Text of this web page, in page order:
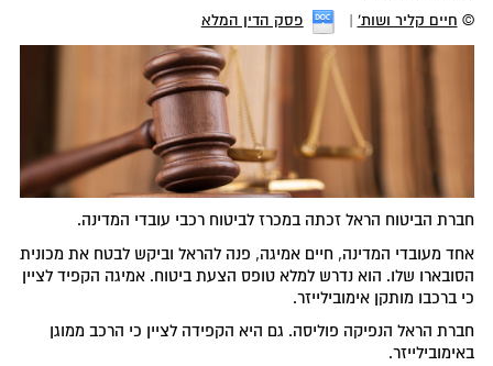
© חיים קליר ושות' פסק הדין המלא
חברת הביטוח הראל זכתה במכרז לביטוח רכבי עובדי המדינה.
אחד מעובדי המדינה, חיים אמיגה, פנה להראל וביקש לבטח את מכונית
הסובארו שלו. הוא נדרש למלא טופס הצעת ביטוח. אמיגה הקפיד לציין
כי ברכבו מותקן אימובילייזר.
חברת הראל הנפיקה פוליסה. גם היא הקפידה לציין כי הרכב ממוגן
באימובילייזר.